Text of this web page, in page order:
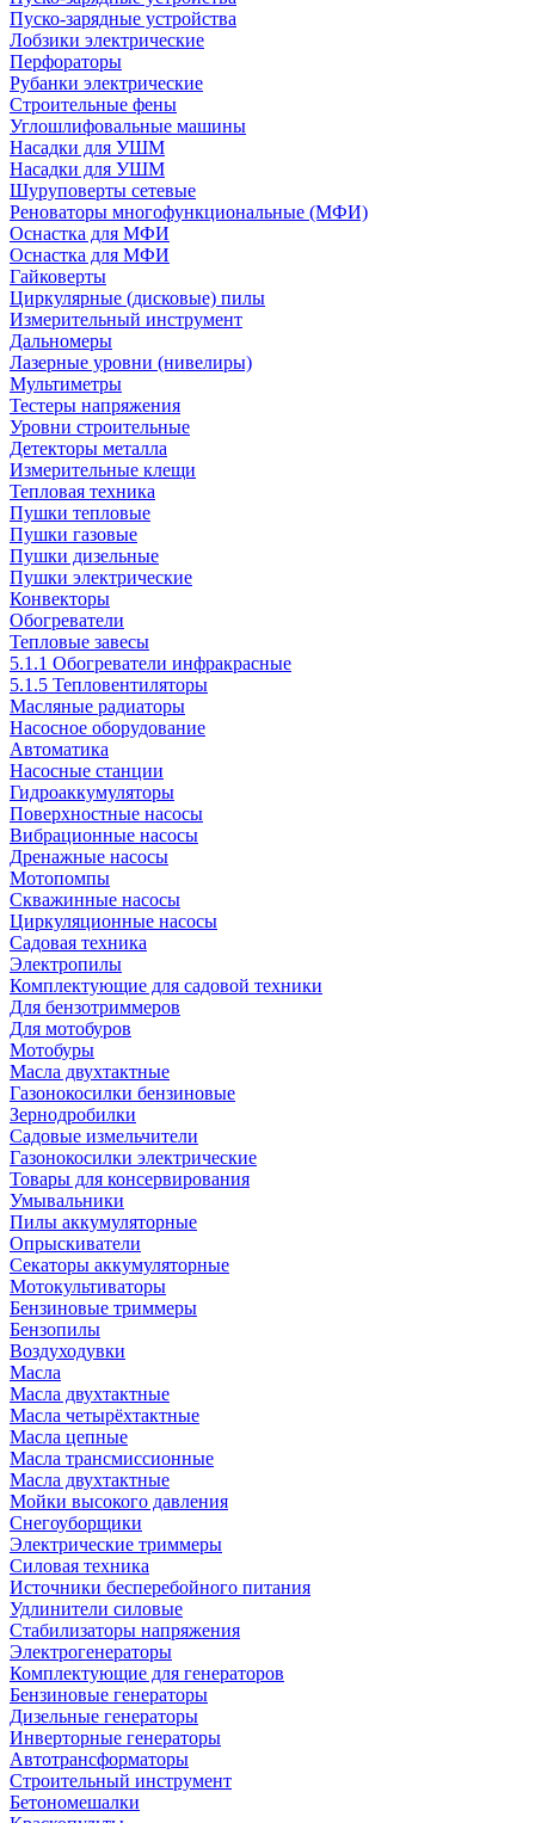
Пуско-зарядные устройства
Лобзики электрические
Перфораторы
Рубанки электрические
Строительные фены
Углошлифовальные машины
Насадки для УШМ
Насадки для УШМ
Шуруповерты сетевые
Реноваторы многофункциональные (МФИ)
Оснастка для МФИ
Оснастка для МФИ
Гайковерты
Циркулярные (дисковые) пилы
Измерительный инструмент
Дальномеры
Лазерные уровни (нивелиры)
Мультиметры
Тестеры напряжения
Уровни строительные
Детекторы металла
Измерительные клещи
Тепловая техника
Пушки тепловые
Пушки газовые
Пушки дизельные
Пушки электрические
Конвекторы
Обогреватели
Тепловые завесы
5.1.1 Обогреватели инфракрасные
5.1.5 Тепловентиляторы
Масляные радиаторы
Насосное оборудование
Автоматика
Насосные станции
Гидроаккумуляторы
Поверхностные насосы
Вибрационные насосы
Дренажные насосы
Мотопомпы
Скважинные насосы
Циркуляционные насосы
Садовая техника
Электропилы
Комплектующие для садовой техники
Для бензотриммеров
Для мотобуров
Мотобуры
Масла двухтактные
Газонокосилки бензиновые
Зернодробилки
Садовые измельчители
Газонокосилки электрические
Товары для консервирования
Умывальники
Пилы аккумуляторные
Опрыскиватели
Секаторы аккумуляторные
Мотокультиваторы
Бензиновые триммеры
Бензопилы
Воздуходувки
Масла
Масла двухтактные
Масла четырёхтактные
Масла цепные
Масла трансмиссионные
Масла двухтактные
Мойки высокого давления
Снегоуборщики
Электрические триммеры
Силовая техника
Источники бесперебойного питания
Удлинители силовые
Стабилизаторы напряжения
Электрогенераторы
Комплектующие для генераторов
Бензиновые генераторы
Дизельные генераторы
Инверторные генераторы
Автотрансформаторы
Строительный инструмент
Бетономешалки